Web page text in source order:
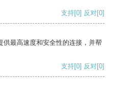
支持[0] 反对[0]
最高速度和安全性的连接，并帮
支持[0] 反对[0]